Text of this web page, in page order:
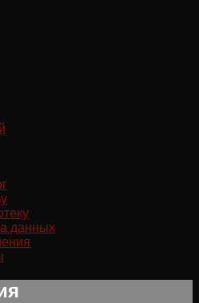
данных